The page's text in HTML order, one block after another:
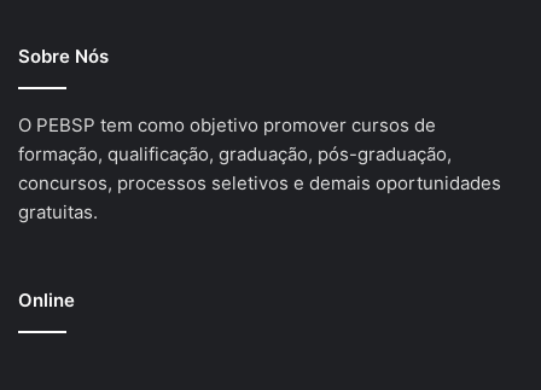
Sobre Nós
O PEBSP tem como objetivo promover cursos de
formação, qualificação, graduação, pós-graduação,
concursos, processos seletivos e demais oportunidades
gratuitas.
Online